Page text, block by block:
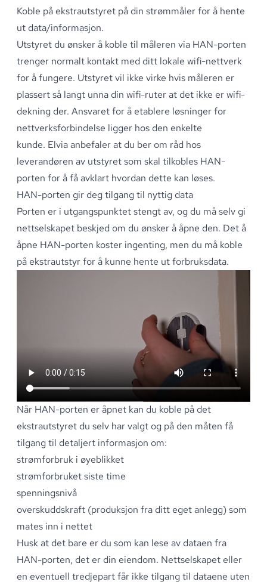
Koble på ekstrautstyret på din strømmåler for å hente
ut data/informasjon.
Utstyret du ønsker å koble til måleren via HAN-porten
trenger normalt kontakt med ditt lokale wifi-nettverk
for å fungere. Utstyret vil ikke virke hvis måleren er
plassert så langt unna din wifi-ruter at det ikke er wifi-
dekning der. Ansvaret for å etablere løsninger for
nettverksforbindelse ligger hos den enkelte
kunde. Elvia anbefaler at du ber om råd hos
leverandøren av utstyret som skal tilkobles HAN-
porten for å få avklart hvordan dette kan løses.
HAN-porten gir deg tilgang til nyttig data
Porten er i utgangspunktet stengt av, og du må selv gi
nettselskapet beskjed om du ønsker å åpne den. Det å
åpne HAN-porten koster ingenting, men du må koble
på ekstrautstyr for å kunne hente ut forbruksdata.
Når HAN-porten er åpnet kan du koble på det
ekstrautstyret du selv har valgt og på den måten få
tilgang til detaljert informasjon om:
strømforbruk i øyeblikket
strømforbruket siste time
spenningsnivå
overskuddskraft (produksjon fra ditt eget anlegg) som
mates inn i nettet
Husk at det bare er du som kan lese av dataen fra
HAN-porten, det er din eiendom. Nettselskapet eller
en eventuell tredjepart får ikke tilgang til dataene uten